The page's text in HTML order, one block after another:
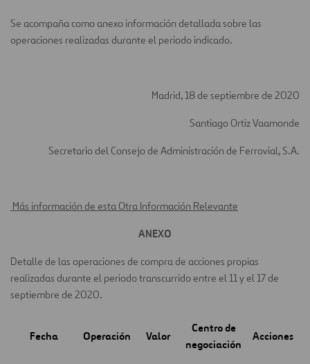
Se acompaña como anexo información detallada sobre las
operaciones realizadas durante el periodo indicado.
Madrid, 18 de septiembre de 2020
Santiago Ortiz Vaamonde
Secretario del Consejo de Administración de Ferrovial, S.A.
Más información de esta Otra Información Relevante
ANEXO
Detalle de las operaciones de compra de acciones propias
realizadas durante el periodo transcurrido entre el 11 y el 17 de
septiembre de 2020.
Fecha Operación Valor
Centro de
negociación
Acciones